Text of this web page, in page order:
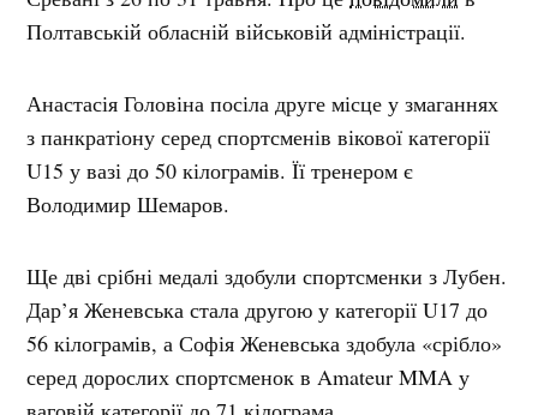
Полтавській обласній військовій адміністрації.
Анастасія Головіна посіла друге місце у змаганнях
з панкратіону серед спортсменів вікової категорії
U15 у вазі до 50 кілограмів. Її тренером є
Володимир Шемаров.
Ще дві срібні медалі здобули спортсменки з Лубен.
Дар’я Женевська стала другою у категорії U17 до
56 кілограмів, а Софія Женевська здобула «срібло»
серед дорослих спортсменок в Amateur MMA у